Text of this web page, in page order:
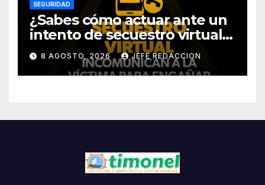
SEGURIDAD
¿Sabes cómo actuar ante un
intento de secuestro virtual?
La SSP te guía para evitarlo
8 AGOSTO, 2026 JEFE REDACCION